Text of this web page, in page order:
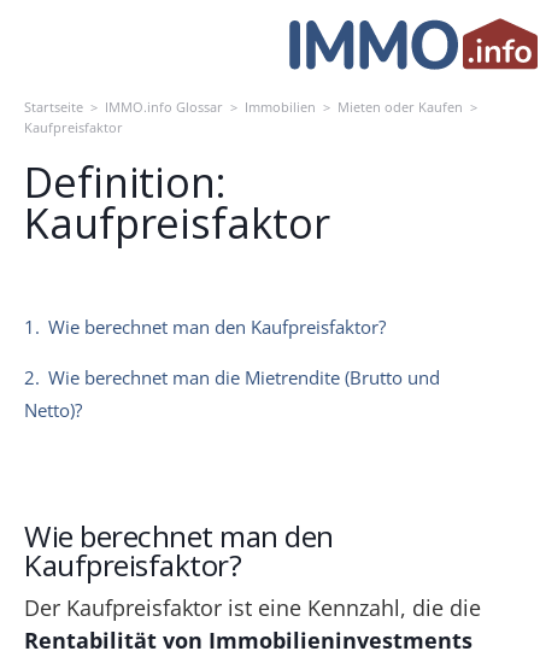
Startseite > IMMO.info Glossar > Immobilien > Mieten oder Kaufen >
Kaufpreisfaktor
Definition:
Kaufpreisfaktor
1. Wie berechnet man den Kaufpreisfaktor?
2. Wie berechnet man die Mietrendite (Brutto und
Netto)?
Wie berechnet man den
Kaufpreisfaktor?
Der Kaufpreisfaktor ist eine Kennzahl, die die
Rentabilität von Immobilieninvestments